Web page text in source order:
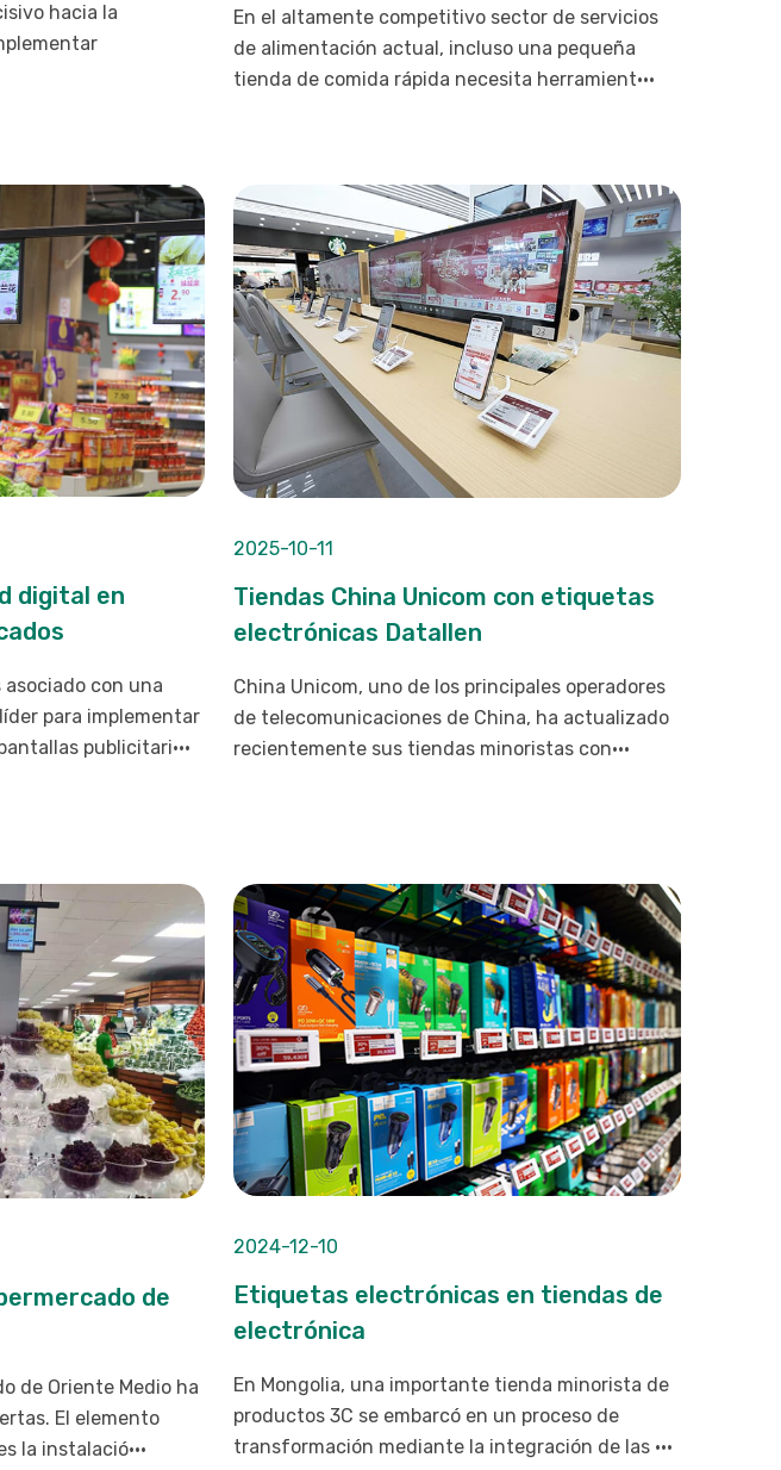
hacia la
En el altamente competitivo sector de servicios
de alimentación actual, incluso una pequeña
tienda de comida rápida necesita herramient···
digital en
con una
para implementar
publicitari···
2025-10-11
Tiendas China Unicom con etiquetas
electrónicas Datallen
China Unicom, uno de los principales operadores
de telecomunicaciones de China, ha actualizado
recientemente sus tiendas minoristas con···
de
de Oriente Medio ha
El elemento
la instalació···
2024-12-10
Etiquetas electrónicas en tiendas de
electrónica
En Mongolia, una importante tienda minorista de
productos 3C se embarcó en un proceso de
transformación mediante la integración de las ···